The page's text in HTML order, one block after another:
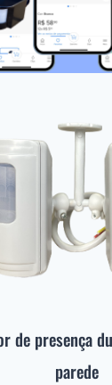
de presença
parede